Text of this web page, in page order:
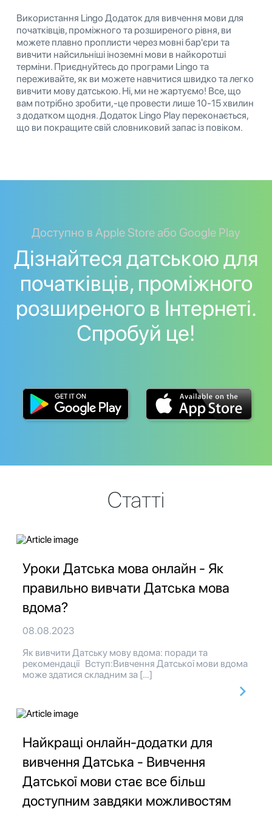
Використання Lingo Додаток для вивчення мови для
початківців, проміжного та розширеного рівня, ви
можете плавно проплисти через мовні бар'єри та
вивчити найсильніші іноземні мови в найкоротші
терміни. Приєднуйтесь до програми Lingo та
переживайте, як ви можете навчитися швидко та легко
вивчити мову датською. Ні, ми не жартуємо! Все, що
вам потрібно зробити,-це провести лише 10-15 хвилин
з додатком щодня. Додаток Lingo Play переконається,
що ви покращите свій словниковий запас із повіком.
Доступно в Apple Store або Google Play
Дізнайтеся датською для
початківців, проміжного
розширеного в Інтернеті.
Спробуй це!
Статті
Уроки Датська мова онлайн - Як
правильно вивчати Датська мова
вдома?
08.08.2023
Як вивчити Датську мову вдома: поради та
рекомендації Вступ:Вивчення Датської мови вдома
може здатися складним за […]
Найкращі онлайн-додатки для
вивчення Датська - Вивчення
Датської мови стає все більш
доступним завдяки можливостям